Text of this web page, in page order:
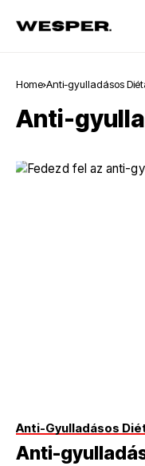
Home Anti-gyulladásos
Anti-
Anti-Gyulladásos
Anti-